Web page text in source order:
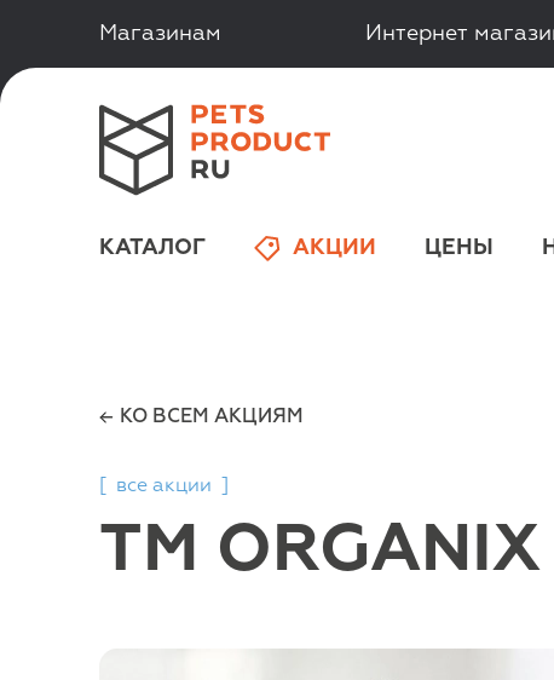
Магазинам Интернет
КАТАЛОГ АКЦИИ ЦЕНЫ
КО ВСЕМ АКЦИЯМ
все акции
TM ORGANIX